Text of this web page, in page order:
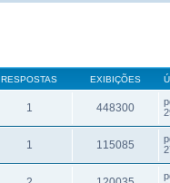
RESPOSTAS EXIBIÇÕES
1 448300
1 115085